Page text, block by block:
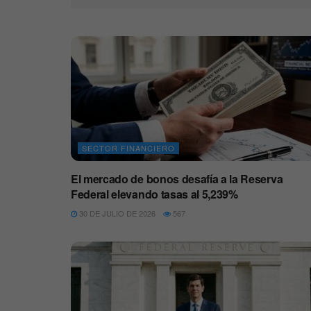
SECTOR FINANCIERO
El mercado de bonos desafía a la Reserva
Federal elevando tasas al 5,239%
30 DE JULIO DE 2026 567